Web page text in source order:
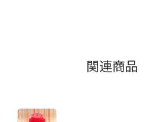
関連商品